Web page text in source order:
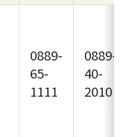
0889-
65-
1111
0889-
40-
2010